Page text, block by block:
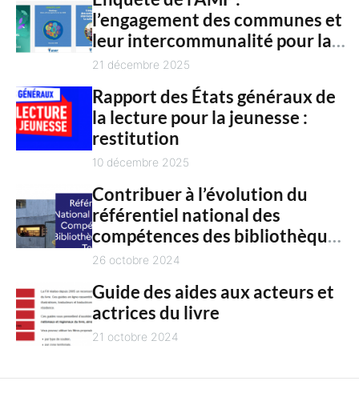
c
h
l’engagement des communes et
leur intercommunalité pour la
culture en 2025
21 décembre 2025
Rapport des États généraux de
la lecture pour la jeunesse :
restitution
10 décembre 2025
Contribuer à l’évolution du
référentiel national des
compétences des bibliothèques
territoriales
26 octobre 2024
Guide des aides aux acteurs et
actrices du livre
21 octobre 2024